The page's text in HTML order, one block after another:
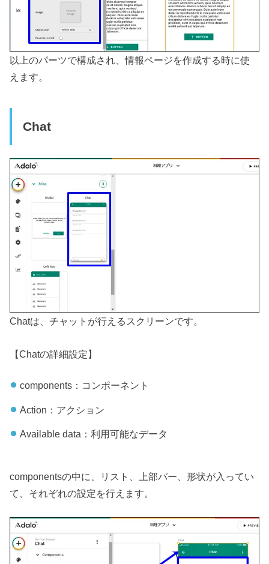
以上のパーツで構成され、情報ページを作成する時に使
えます。
Chat
Chatは、チャットが行えるスクリーンです。
【Chatの詳細設定】
components：コンポーネント
Action：アクション
Available data：利用可能なデータ
componentsの中に、リスト、上部バー、形状が入ってい
て、それぞれの設定を行えます。